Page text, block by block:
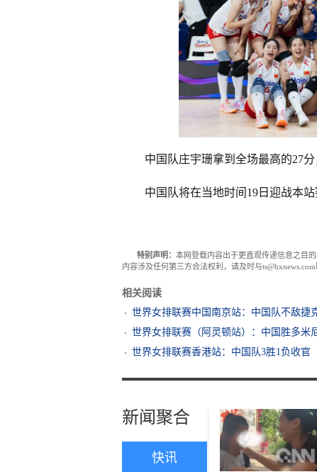
中国队庄宇珊拿到全场最高的27
中国队将在当地时间19日迎战本
特别声明： 本网登载内容出于更直观传递信息之目
内容涉及任何第三方合法权利，请及时与
相关阅读
世界女排联赛中国南京站：中国队不敌捷
世界女排联赛（阿灵顿站）：中国胜多米
世界女排联赛香港站：中国队3胜1负收官
新闻聚合
快讯